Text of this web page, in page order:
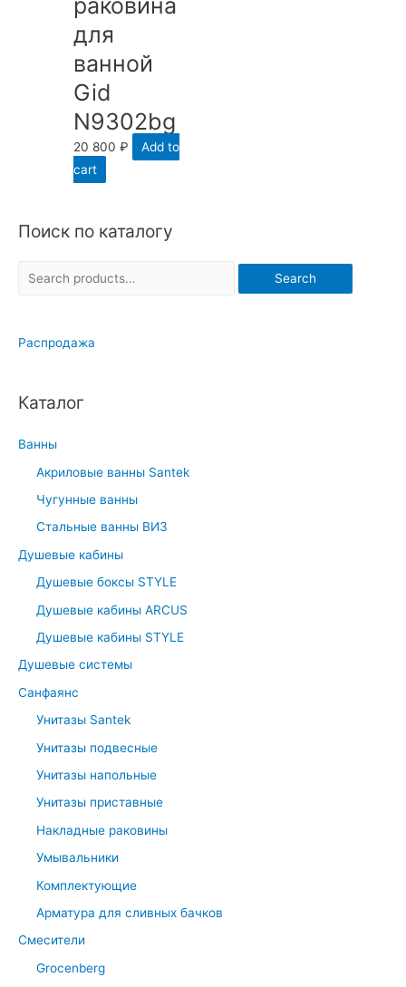
Поиск по каталогу
r
h
o
Search
Распродажа
Каталог
Ванны
Акриловые ванны Santek
Чугунные ванны
Стальные ванны ВИЗ
Душевые кабины
Душевые боксы STYLE
Душевые кабины ARCUS
Душевые кабины STYLE
Душевые системы
Санфаянс
Унитазы Santek
Унитазы подвесные
Унитазы напольные
Унитазы приставные
Накладные раковины
Умывальники
Комплектующие
Арматура для сливных бачков
Смесители
Grocenberg
для
ванной
Gid
N9302bg
20 800₽
Add to
cart